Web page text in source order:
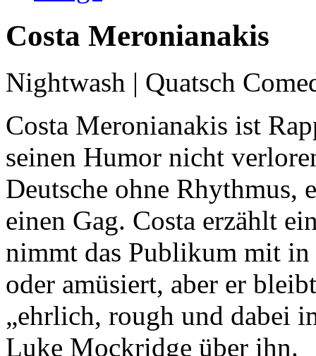
Costa Meronianakis
Nightwash | Quatsch
Costa Meronianakis ist
seinen Humor nicht
Deutsche ohne Rhythmus,
einen Gag. Costa erzählt
nimmt das Publikum mit in
oder amüsiert, aber er
„ehrlich, rough und dabei
Luke Mockridge über ihn.